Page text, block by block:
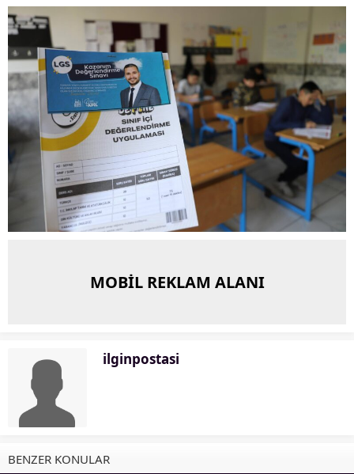
MOBİL REKLAM ALANI
ilginpostasi
BENZER KONULAR